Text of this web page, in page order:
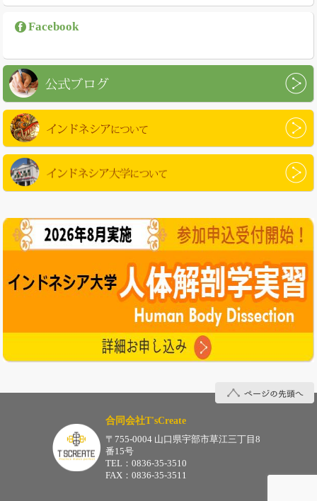
Facebook
公式ブログ
インドネシアについて
インドネシア大学について
合同会社T'sCreate
〒755-0004 山口県宇部市草江三丁目8
番15号
TEL：0836-35-3510
FAX：0836-35-3511